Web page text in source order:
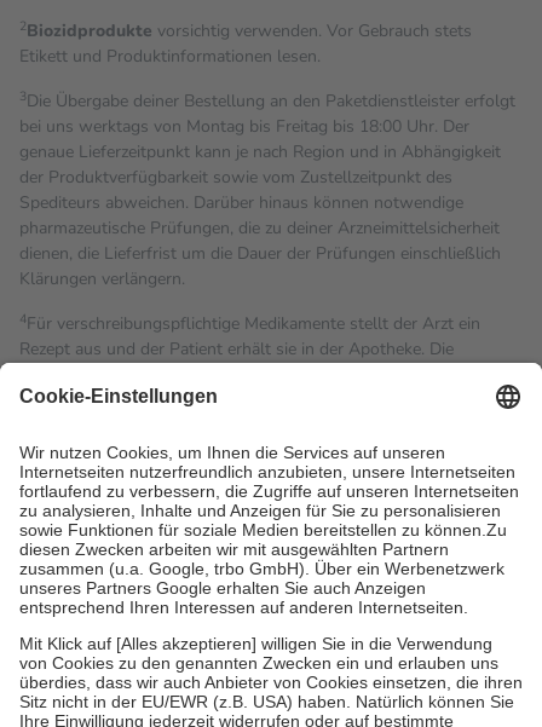
2Biozidprodukte vorsichtig verwenden. Vor Gebrauch stets
Etikett und Produktinformationen lesen.
3Die Übergabe deiner Bestellung an den Paketdienstleister erfolgt
bei uns werktags von Montag bis Freitag bis 18:00 Uhr. Der
genaue Lieferzeitpunkt kann je nach Region und in Abhängigkeit
der Produktverfügbarkeit sowie vom Zustellzeitpunkt des
Spediteurs abweichen. Darüber hinaus können notwendige
pharmazeutische Prüfungen, die zu deiner Arzneimittelsicherheit
dienen, die Lieferfrist um die Dauer der Prüfungen einschließlich
Klärungen verlängern.
4Für verschreibungspflichtige Medikamente stellt der Arzt ein
Rezept aus und der Patient erhält sie in der Apotheke. Die
Kosten dafür, der Versicherte trägt einen Teil davon als Zuzahlung
Grundsätzlich leisten Mitglieder Zuzahlungen in Höhe von zehn
Prozent des Abgabepreises,mindestensjedochfünf Euround
höchstens zehn Euro.Es sind jedoch nie mehr als die
tatsächlichen Kosten der Leistung zu entrichten.
Diese Regeln gelten grundsätzlich auch für Online-Apotheken.
Bei Heilmitteln und häuslicher Krankenpflege beträgt die
Zuzahlung zehn Prozent der Kosten sowie zehn Euro je
Um das Engagement der Versicherten für ihre eigene Gesundheit
zu stärken und die besondere Stellung der Familie zu unterstützen,
fallenkeine Zuzahlungenan bei: